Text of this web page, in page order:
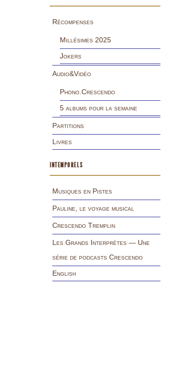
Récompenses
Millésimes 2025
Jokers
Audio&Vidéo
Phono.Crescendo
5 albums pour la semaine
Partitions
Livres
INTEMPORELS
Musiques en Pistes
Pauline, le voyage musical
Crescendo Tremplin
Les Grands Interprètes — Une
série de podcasts Crescendo
English